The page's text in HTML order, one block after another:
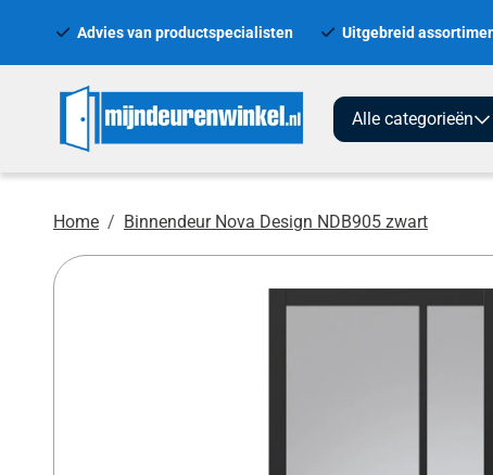
Advies van productspecialisten Uitgebreid
Alle categorieën
Home Binnendeur Nova Design NDB905 zwart